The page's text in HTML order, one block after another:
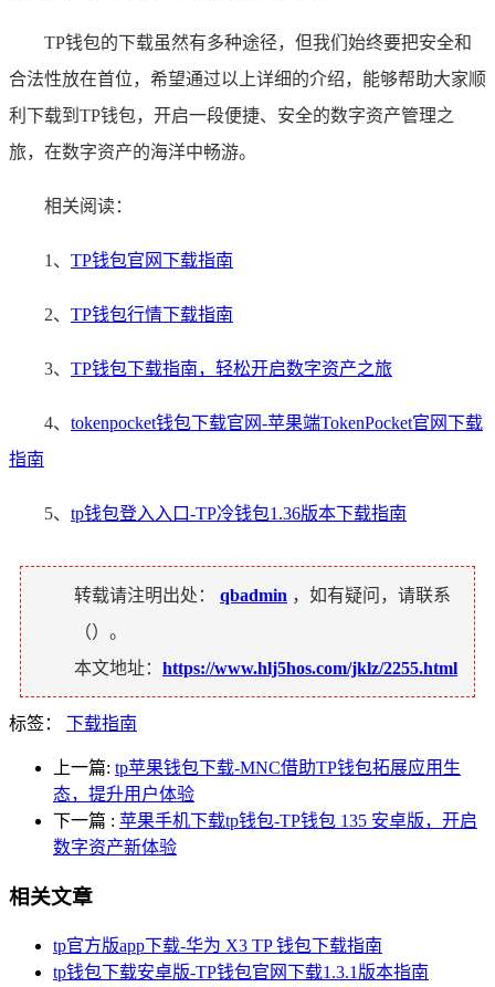
TP钱包的下载虽然有多种途径，但我们始终要把安全和
合法性放在首位，希望通过以上详细的介绍，能够帮助大家顺
利下载到TP钱包，开启一段便捷、安全的数字资产管理之
旅，在数字资产的海洋中畅游。
相关阅读：
1、 TP钱包官网下载指南
2、 TP钱包行情下载指南
3、 TP钱包下载指南，轻松开启数字资产之旅
4、 tokenpocket钱包下载官网-苹果端TokenPocket官网下载
指南
5、 tp钱包登入入口-TP冷钱包1.36版本下载指南
转载请注明出处： qbadmin ，如有疑问，请联系
（）。
本文地址： https://www.hlj5hos.com/jklz/2255.html
标签： 下载指南
上一篇: tp苹果钱包下载-MNC借助TP钱包拓展应用生
态，提升用户体验
下一篇 : 苹果手机下载tp钱包-TP钱包 135 安卓版，开启
数字资产新体验
相关文章
tp官方版app下载-华为 X3 TP 钱包下载指南
tp钱包下载安卓版-TP钱包官网下载1.3.1版本指南